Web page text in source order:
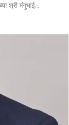
श्री मंगुभाई...